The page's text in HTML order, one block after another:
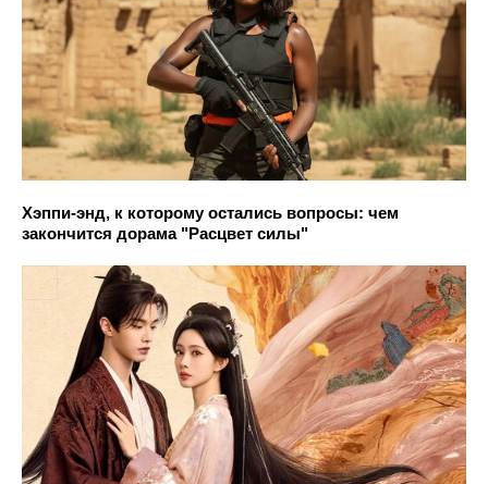
Хэппи-энд, к которому остались вопросы: чем
закончится дорама "Расцвет силы"